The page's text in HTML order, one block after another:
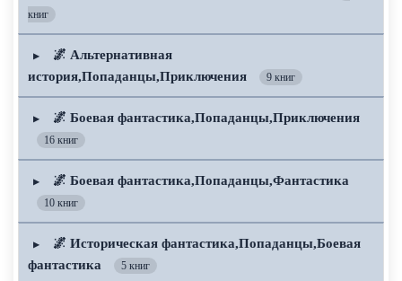
книг
▶
🌌 Альтернативная
история,Попаданцы,Приключения
9 книг
▶ 🌌 Боевая фантастика,Попаданцы,Приключения
16 книг
▶ 🌌 Боевая фантастика,Попаданцы,Фантастика
10 книг
▶
🌌 Историческая фантастика,Попаданцы,Боевая
фантастика
5 книг